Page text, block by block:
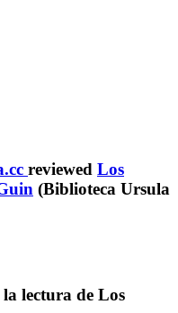
reviewed Los
(Biblioteca Ursula
lectura de Los